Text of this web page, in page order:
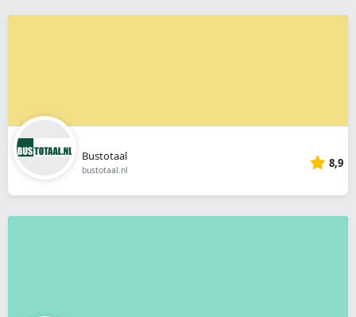
Bustotaal
bustotaal.nl 8,9